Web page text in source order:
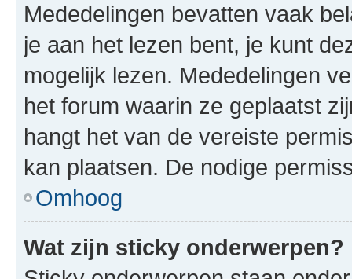
Mededelingen bevatten vaak
je aan het lezen bent, je kunt
mogelijk lezen. Mededelingen
het forum waarin ze geplaatst
hangt het van de vereiste
kan plaatsen. De nodige
Omhoog
Wat zijn sticky onderwerpen?